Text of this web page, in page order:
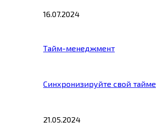
16.07.2024
Тайм-менеджмент
Синхронизируйте свой
21.05.2024